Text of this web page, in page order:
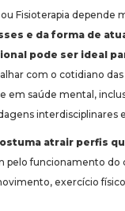
Fisioterapia depende
e da forma de
pode ser ideal
com o cotidiano das
em saúde mental,
interdisciplinares
atrair perfis
pelo funcionamento do
exercício